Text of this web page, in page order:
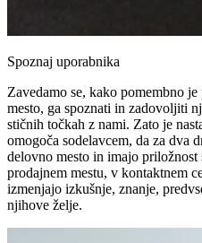
Spoznaj uporabnika
Zavedamo se, kako pomembno
mesto, ga spoznati in zadovoljiti
stičnih točkah z nami. Zato je
omogoča sodelavcem, da za dva
delovno mesto in imajo priložnost
prodajnem mestu, v kontaktnem
izmenjajo izkušnje, znanje,
njihove želje.